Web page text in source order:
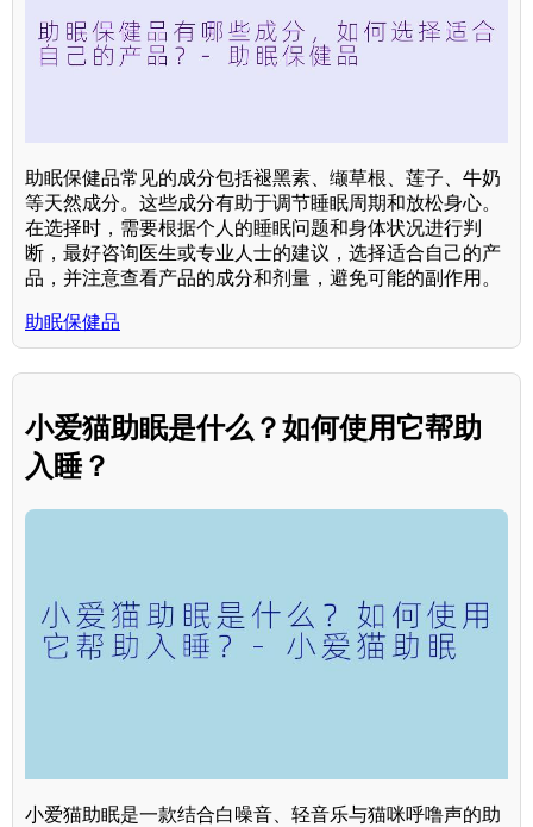
助眠保健品常见的成分包括褪黑素、缬草根、莲子、牛奶
等天然成分。这些成分有助于调节睡眠周期和放松身心。
在选择时，需要根据个人的睡眠问题和身体状况进行判
断，最好咨询医生或专业人士的建议，选择适合自己的产
品，并注意查看产品的成分和剂量，避免可能的副作用。
助眠保健品
小爱猫助眠是什么？如何使用它帮助
入睡？
小爱猫助眠是一款结合白噪音、轻音乐与猫咪呼噜声的助